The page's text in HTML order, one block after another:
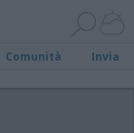
Comunità Invia